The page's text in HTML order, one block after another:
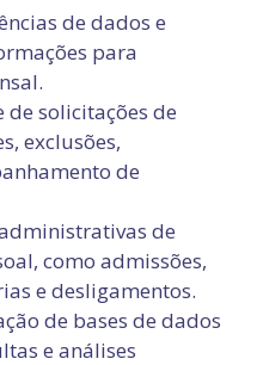
de dados e
para
solicitações de
exclusões,
de
de
como admissões,
e desligamentos.
de bases de dados
e análises